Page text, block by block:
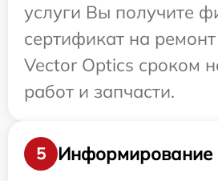
услуги Вы получите
сертификат на ремонт
Vector Optics сроком
работ и запчасти.
5
Информирование